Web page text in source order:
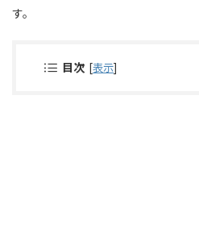
す。
目次 [表示]